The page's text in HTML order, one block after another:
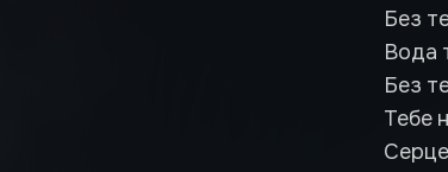
Без
Вода
Без
Тебе